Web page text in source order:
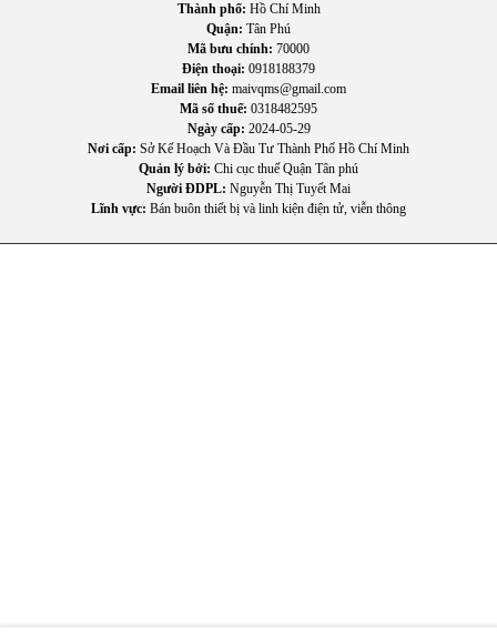
Thành phố: Hồ Chí Minh
Quận: Tân Phú
Mã bưu chính: 70000
Điện thoại: 0918188379
Email liên hệ: maivqms@gmail.com
Mã số thuế: 0318482595
Ngày cấp: 2024-05-29
Nơi cấp: Sở Kế Hoạch Và Đầu Tư Thành Phố Hồ Chí Minh
Quản lý bởi: Chi cục thuế Quận Tân phú
Người ĐDPL: Nguyễn Thị Tuyết Mai
Lĩnh vực: Bán buôn thiết bị và linh kiện điện tử, viễn thông